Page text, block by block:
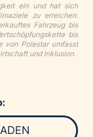
ein und hat sich
zu erreichen:
Fahrzeug bis
bis
von Polestar umfasst
und Inklusion.